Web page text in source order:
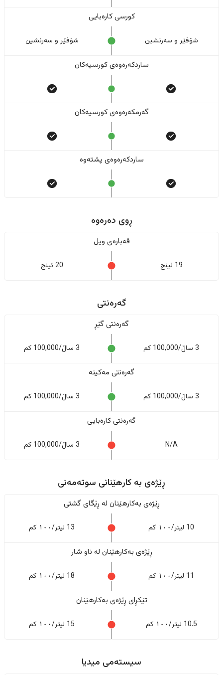
کورسی کارەبایی
شۆفێر و سەرنشین شۆفێر و سەرنشین
ساردکەرەوەی کورسیەکان
گەرمکەرەوەی کورسیەکان
ساردکەرەوەی پشتەوە
ڕوی دەرەوە
قەبارەی ویل
19 ئینج 20 ئینج
گەرەنتی
گەرەنتی گێڕ
3 ساڵ/100,000 کم 3 ساڵ/100,000 کم
گەرەنتی مەکینە
3 ساڵ/100,000 کم 3 ساڵ/100,000 کم
گەرەنتی کارەبایی
N/A 3 ساڵ/100,000 کم
ڕێژەى به کارهێنانی سوتەمەنی
ڕێژەى بەکارهێنان له ڕێگای گشتی
10 لیتر/١٠٠ کم 13 لیتر/١٠٠ کم
ڕێژەى بەکارهێنان له ناو شار
11 لیتر/١٠٠ کم 18 لیتر/١٠٠ کم
تێکڕای ڕێژەى بەکارهێنان
10.5 لیتر/١٠٠ کم 15 لیتر/١٠٠ کم
سیستەمی میدیا